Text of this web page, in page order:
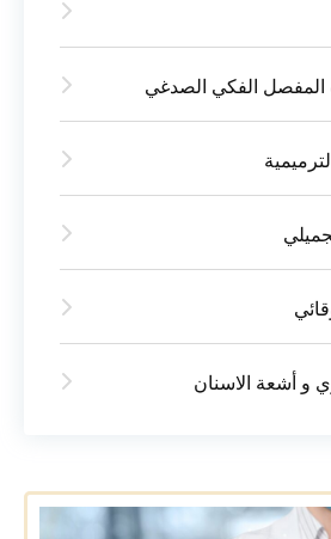
المفصل الفكي الصدغي
و أشعة الاسنان